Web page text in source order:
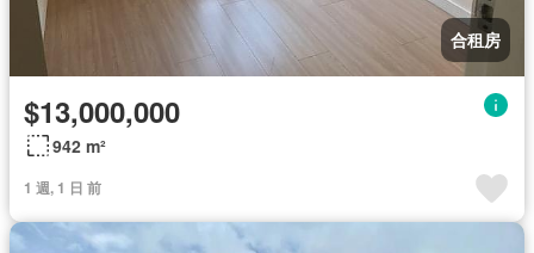
合租房
$13,000,000
942 m²
1 週, 1 日 前